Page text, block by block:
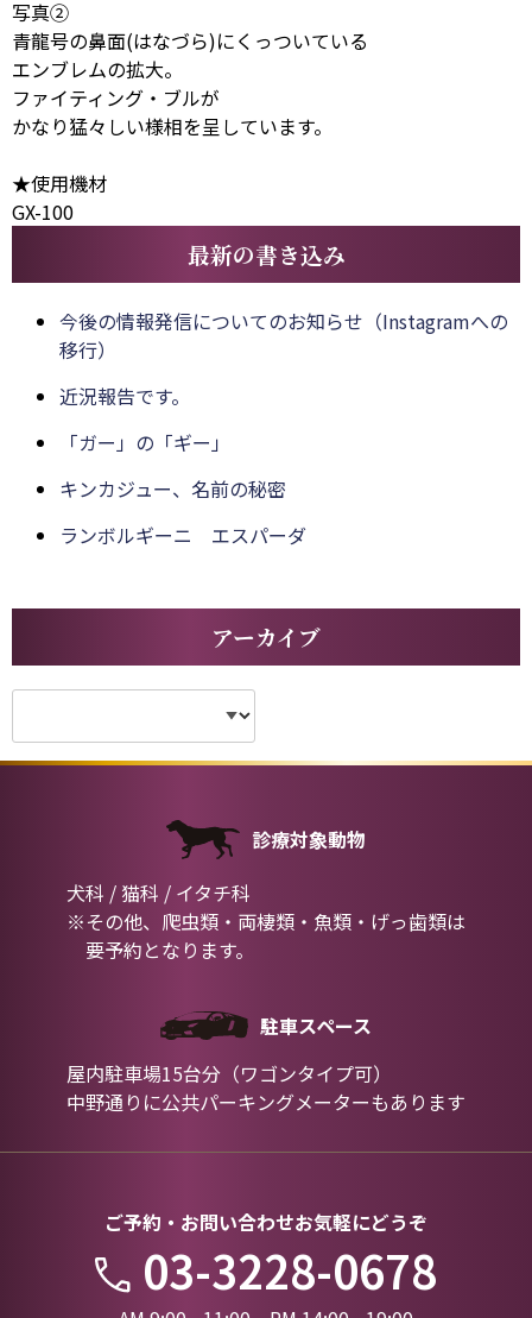
写真②
青龍号の鼻面(はなづら)にくっついている
エンブレムの拡大。
ファイティング・ブルが
かなり猛々しい様相を呈しています。
★使用機材
GX-100
最新の書き込み
今後の情報発信についてのお知らせ（Instagramへの
移行）
近況報告です。
「ガー」の「ギー」
キンカジュー、名前の秘密
ランボルギーニ エスパーダ
アーカイブ
診療対象動物
犬科 / 猫科 / イタチ科
※その他、爬虫類・両棲類・魚類・げっ歯類は
要予約となります。
駐車スペース
屋内駐車場15台分（ワゴンタイプ可）
中野通りに公共パーキングメーターもあります
ご予約・お問い合わせお気軽にどうぞ
03-3228-0678